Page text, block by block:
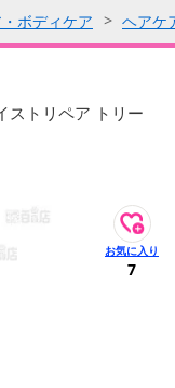
ボディケア ヘアケ
ストリペア トリー
7